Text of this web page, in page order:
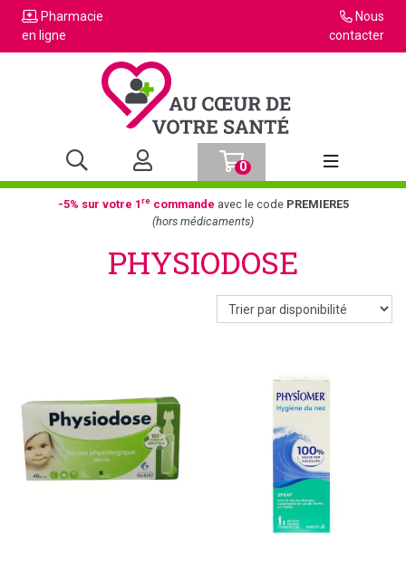
Pharmacie
en ligne
Nous
contacter
0
Afficher la
-5% sur votre 1recommande avec le code PREMIERE5
(hors médicaments)
PHYSIODOSE